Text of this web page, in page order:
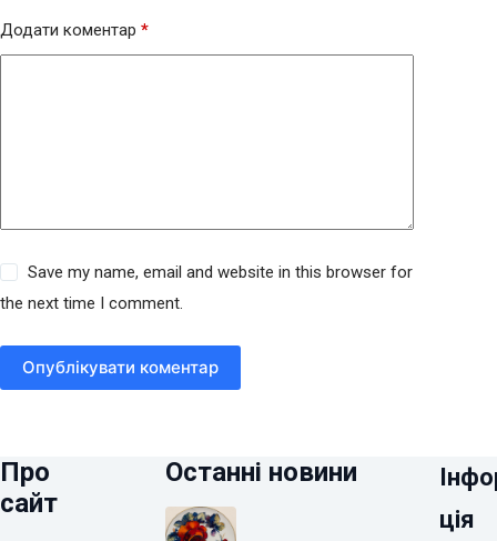
Додати коментар *
Save my name, email and website in this browser for
the next time I comment.
Опублікувати коментар
Про
сайт
Останні новини
ція